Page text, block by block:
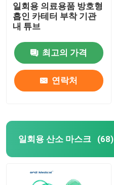
일회용 의료용품 방호형
흡인 카테터 부착 기관
내 튜브
최고의 가격
연락처
일회용 산소 마스크 (68)